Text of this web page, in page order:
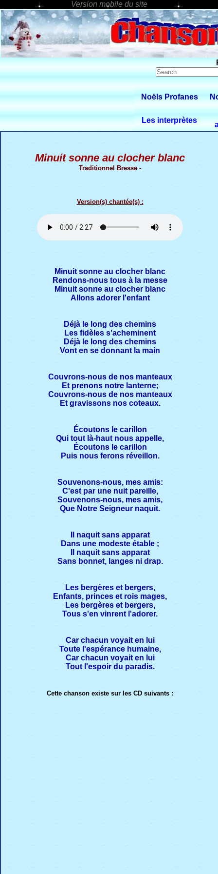
Noëls Profanes
Les interprètes
Minuit sonne au clocher blanc
Traditionnel Bresse -
Version(s) chantée(s) :
Minuit sonne au clocher blanc
Rendons-nous tous à la messe
Minuit sonne au clocher blanc
Allons adorer l'enfant
Déjà le long des chemins
Les fidèles s'acheminent
Déjà le long des chemins
Vont en se donnant la main
Couvrons-nous de nos manteaux
Et prenons notre lanterne;
Couvrons-nous de nos manteaux
Et gravissons nos coteaux.
Écoutons le carillon
Qui tout là-haut nous appelle,
Écoutons le carillon
Puis nous ferons réveillon.
Souvenons-nous, mes amis:
C'est par une nuit pareille,
Souvenons-nous, mes amis,
Que Notre Seigneur naquit.
Il naquit sans apparat
Dans une modeste étable ;
Il naquit sans apparat
Sans bonnet, langes ni drap.
Les bergères et bergers,
Enfants, princes et rois mages,
Les bergères et bergers,
Tous s'en vinrent l'adorer.
Car chacun voyait en lui
Toute l'espérance humaine,
Car chacun voyait en lui
Tout l'espoir du paradis.
Cette chanson existe sur les CD suivants :